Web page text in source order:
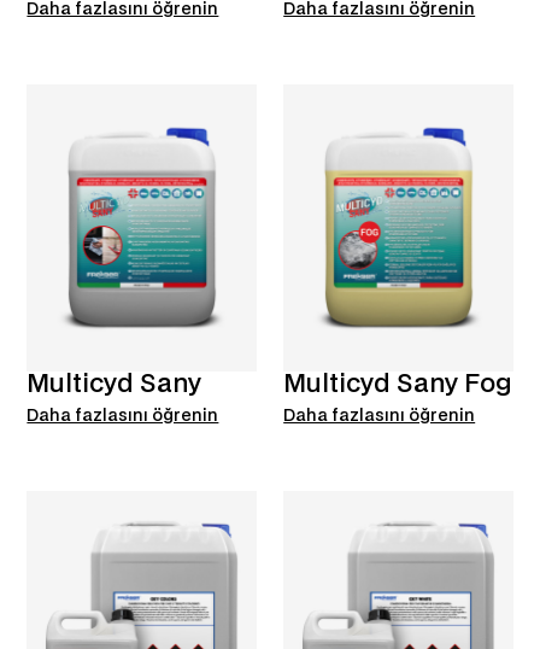
Daha fazlasını öğrenin Daha fazlasını öğrenin
Multicyd Sany
Daha fazlasını öğrenin
Multicyd Sany Fog
Daha fazlasını öğrenin